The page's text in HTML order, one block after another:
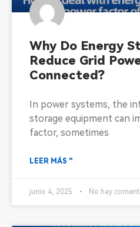
Why Do Energy
Reduce Grid
Connected?
In power systems, the
storage equipment can
factor, sometimes
LEER MÁS "
junio 4, 2025 No hay